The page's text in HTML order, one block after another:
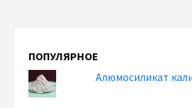
ПОПУЛЯРНОЕ
Алюмосиликат